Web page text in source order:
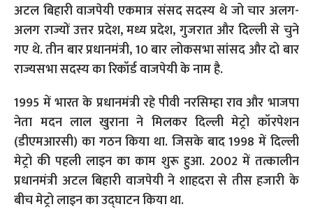
अटल बिहारी वाजपेयी एकमात्र संसद सदस्य थे जो चार अलग-
अलग राज्यों उत्तर प्रदेश, मध्य प्रदेश, गुजरात और दिल्ली से चुने
गए थे. तीन बार प्रधानमंत्री, 10 बार लोकसभा सांसद और दो बार
राज्यसभा सदस्य का रिकॉर्ड वाजपेयी के नाम है.
1995 में भारत के प्रधानमंत्री रहे पीवी नरसिम्हा राव और भाजपा
नेता मदन लाल खुराना ने मिलकर दिल्ली मेट्रो कॉरपेशन
(डीएमआरसी) का गठन किया था. जिसके बाद 1998 में दिल्ली
मेट्रो की पहली लाइन का काम शुरू हुआ. 2002 में तत्कालीन
प्रधानमंत्री अटल बिहारी वाजपेयी ने शाहदरा से तीस हजारी के
बीच मेट्रो लाइन का उद्घाटन किया था.